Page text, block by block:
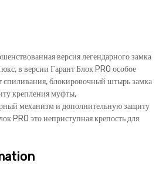
версия легендарного замка
в версии Гарант Блок PRO особое
спиливания, блокировочный штырь замка
крепления муфты,
механизм и дополнительную защиту
PRO это неприступная крепость для